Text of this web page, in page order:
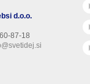
d.o.o.
87-18